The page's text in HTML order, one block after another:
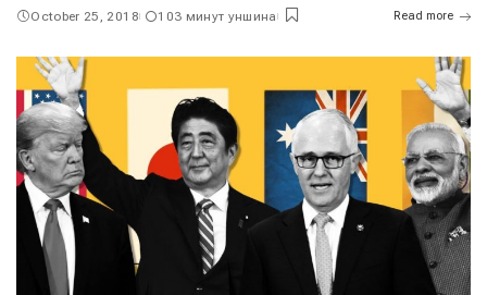
October 25, 2018 103 минут уншина Read more